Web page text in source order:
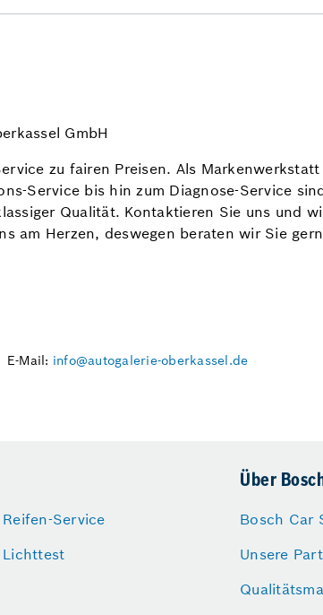
GmbH
zu fairen Preisen. Als
Service bis hin zum Diagnose-Service
Qualität. Kontaktieren Sie uns und
am Herzen, deswegen beraten wir Sie
E-Mail: info@autogalerie-oberkassel.de
Reifen-Service
Lichttest
Über
Bosch Car
Unsere